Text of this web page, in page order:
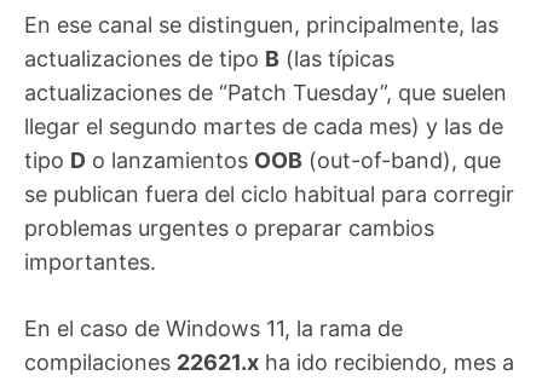
En ese canal se distinguen, principalmente, las
actualizaciones de tipo B (las típicas
actualizaciones de “Patch Tuesday”, que suelen
llegar el segundo martes de cada mes) y las de
tipo D o lanzamientos OOB (out-of-band), que
se publican fuera del ciclo habitual para corregir
problemas urgentes o preparar cambios
importantes.
En el caso de Windows 11, la rama de
compilaciones 22621.x ha ido recibiendo, mes a